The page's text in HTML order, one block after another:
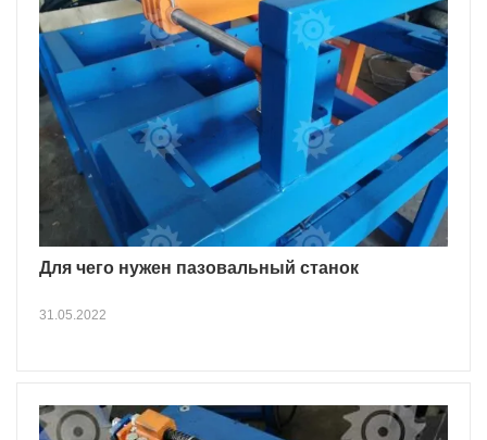
Для чего нужен пазовальный станок
31.05.2022